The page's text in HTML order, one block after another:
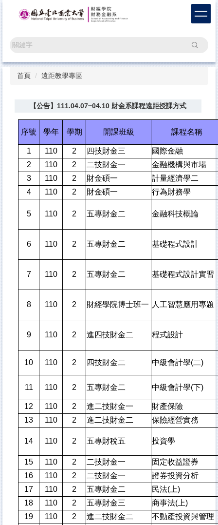
區
搜尋
首頁 遠距教學專區
【公告】111.04.07~04.10 財金系課程遠距授課方式
序號 學年 學期 開課班級 課程名稱
1 110 2 四技財金三
國際金融
2
110 2 二技財金一
金融機構與市場
3
110 2 財金碩一
計量經濟學二
4
110 2 財金碩一 行為財務學
5 110 2 五專財金二 金融科技概論
6 110 2 五專財金二 基礎程式設計
7 110 2 五專財金二 基礎程式設計實習
8 110 2 財經學院博士班一 人工智慧應用專題
9 110 2 進四技財金二 程式設計
10 110 2 四技財金二 中級會計學(二)
11 110 2 五專財金二 中級會計學(下)
12 110 2 進二技財金一
財產保險
13
110 2 進二技財金二 保險經營實務
14 110 2 五專財稅五 投資學
15 110 2 二技財金一
固定收益證券
16
110 2 二技財金一
證券投資分析
17
110 2 五專財金二
民法(上)
18
110 2 五專財金三
商事法(上)
19
110 2 進二技財金二
不動產投資與管理